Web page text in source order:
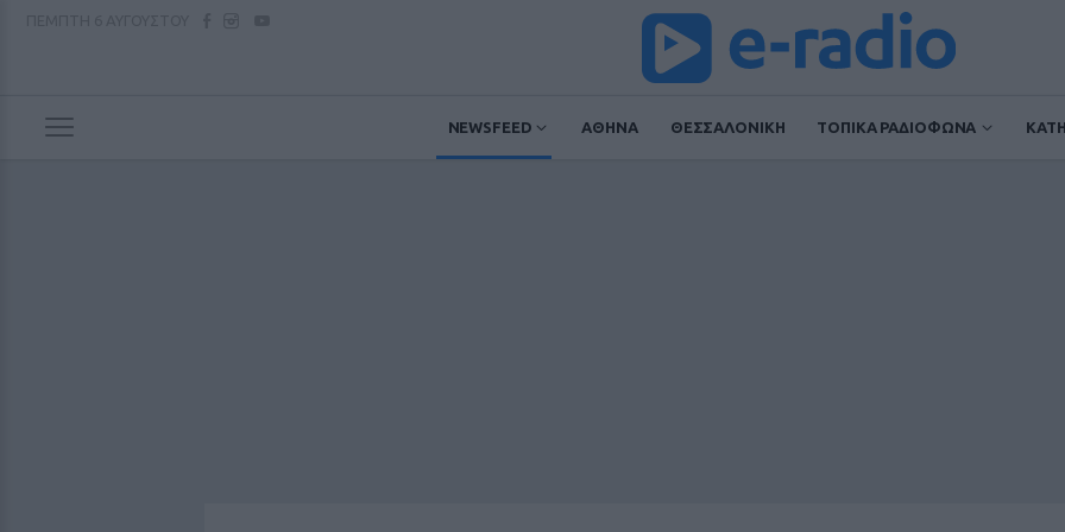
NEWSFEED ΑΘΗΝΑ ΘΕΣΣΑΛΟΝΙΚΗ ΤΟΠΙΚΑ ΡΑΔΙΟΦΩΝΑ